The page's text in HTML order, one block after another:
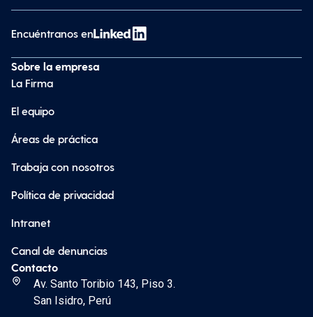
Encuéntranos en
Sobre la empresa
La Firma
El equipo
Áreas de práctica
Trabaja con nosotros
Política de privacidad
Intranet
Canal de denuncias
Contacto
Av. Santo Toribio 143, Piso 3.
San Isidro, Perú